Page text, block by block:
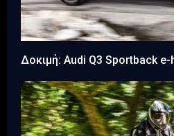
Δοκιμή: Audi Q3 Sportback